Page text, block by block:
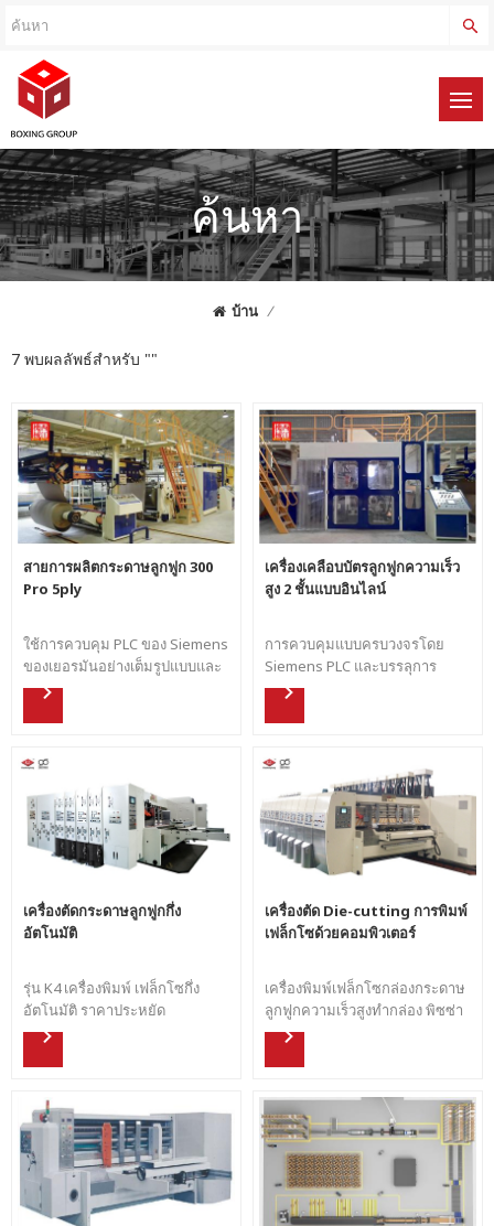
ค้นหา
บ้าน /
7 พบผลลัพธ์สำหรับ ""
สายการผลิตกระดาษลูกฟูก 300
Pro 5ply
ใช้การควบคุม PLC ของ Siemens
ของเยอรมันอย่างเต็มรูปแบบและ
เลือกระบบ CAN ขั้นสูงของยุโรป
แน่ใจว่าตอบสนองและซิงโครไนซ์
ได้อย่างรวดเร็ว
เครื่องเคลือบบัตรลูกฟูกความเร็ว
สูง 2 ชั้นแบบอินไลน์
การควบคุมแบบครบวงจรโดย
Siemens PLC และบรรลุการ
ควบคุมแบบซิงโครนัสด้วยเครื่อง
ประเภทต่างๆ
เครื่องตัดกระดาษลูกฟูกกึ่ง
อัตโนมัติ
รุ่น K4 เครื่องพิมพ์ เฟล็กโซกึ่ง
อัตโนมัติ ราคาประหยัด
เครื่องตัด Die-cutting การพิมพ์
เฟล็กโซด้วยคอมพิวเตอร์
เครื่องพิมพ์เฟล็กโซกล่องกระดาษ
ลูกฟูกความเร็วสูงทำกล่อง พิซซ่า